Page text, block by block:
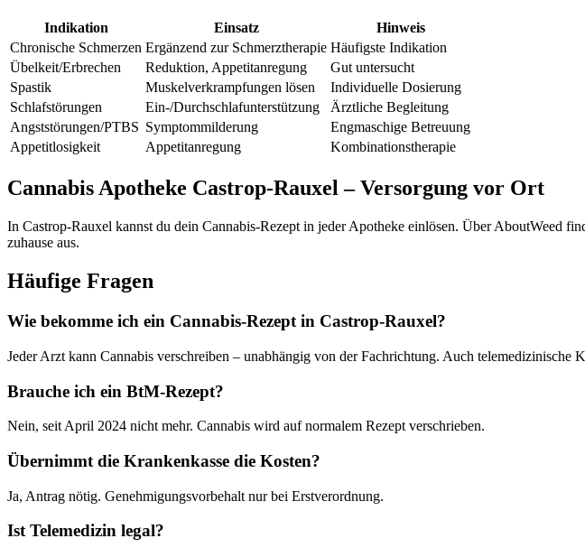
Indikation Einsatz
Hinweis
Chronische Schmerzen Ergänzend zur Schmerztherapie Häufigste Indikation
Übelkeit/Erbrechen
Reduktion, Appetitanregung
Gut untersucht
Spastik
Muskelverkrampfungen lösen
Individuelle Dosierung
Schlafstörungen
Ein-/Durchschlafunterstützung
Ärztliche Begleitung
Angststörungen/PTBS Symptommilderung
Engmaschige Betreuung
Appetitlosigkeit
Appetitanregung Kombinationstherapie
Cannabis Apotheke Castrop-Rauxel – Versorgung vor Ort
In Castrop-Rauxel kannst du dein Cannabis-Rezept in jeder Apotheke einlösen. Über AboutWeed
zuhause aus.
Häufige Fragen
Wie bekomme ich ein Cannabis-Rezept in Castrop-Rauxel?
Jeder Arzt kann Cannabis verschreiben – unabhängig von der Fachrichtung. Auch
Brauche ich ein BtM-Rezept?
Nein, seit April 2024 nicht mehr. Cannabis wird auf normalem Rezept verschrieben.
Übernimmt die Krankenkasse die Kosten?
Ja, Antrag nötig. Genehmigungsvorbehalt nur bei Erstverordnung.
Ist Telemedizin legal?